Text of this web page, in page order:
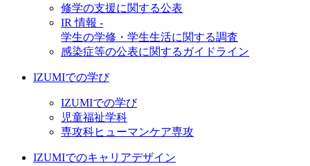
修学の支援に関する公表
IR 情報 -
学生の学修・学生生活に関する調査
感染症等の公表に関するガイドライン
IZUMIでの学び
IZUMIでの学び
児童福祉学科
専攻科ヒューマンケア専攻
IZUMIでのキャリアデザイン